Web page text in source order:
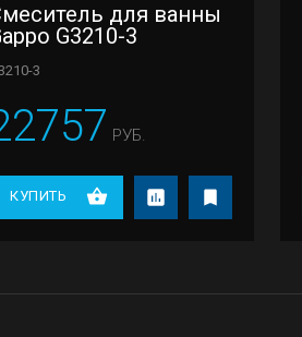
для ванны
G3210-3
3
РУБ.
КУПИТЬ